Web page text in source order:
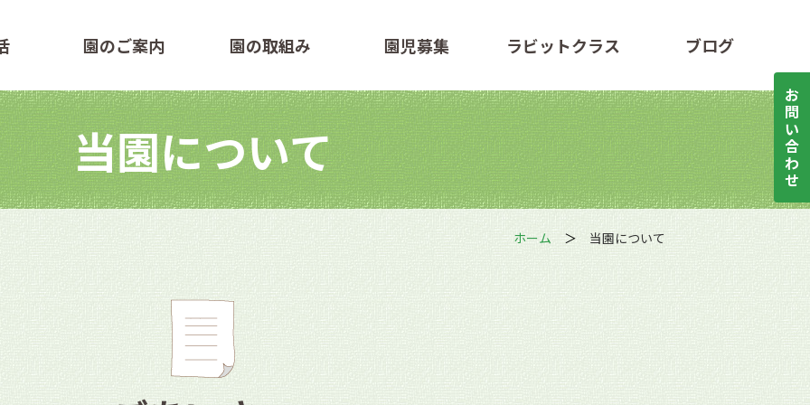
お
問
い
合
わ
せ
園のご案内 園の取組み 園児募集 ラビットクラス ブログ
当園について
ホーム 当園について